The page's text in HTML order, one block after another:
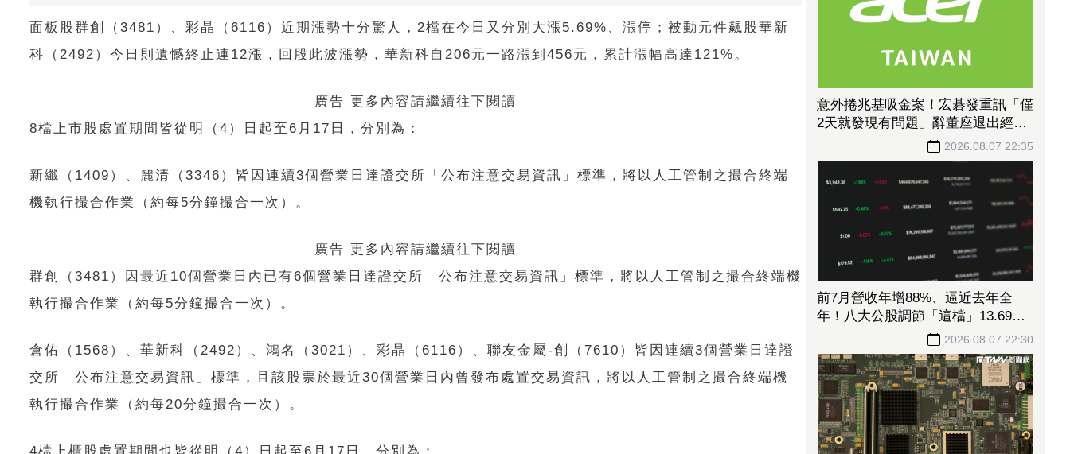
面板股群創（3481）、彩晶（6116）近期漲勢十分驚人，2檔在今日又分別大漲5.69%、漲停；被動元件飆股華新
科（2492）今日則遺憾終止連12漲，回股此波漲勢，華新科自206元一路漲到456元，累計漲幅高達121%。
廣告 更多內容請繼續往下閱讀
8檔上市股處置期間皆從明（4）日起至6月17日，分別為：
新纖（1409）、麗清（3346）皆因連續3個營業日達證交所「公布注意交易資訊」標準，將以人工管制之撮合終端
機執行撮合作業（約每5分鐘撮合一次）。
廣告 更多內容請繼續往下閱讀
群創（3481）因最近10個營業日內已有6個營業日達證交所「公布注意交易資訊」標準，將以人工管制之撮合終端機
執行撮合作業（約每5分鐘撮合一次）。
倉佑（1568）、華新科（2492）、鴻名（3021）、彩晶（6116）、聯友金屬-創（7610）皆因連續3個營業日達證
交所「公布注意交易資訊」標準，且該股票於最近30個營業日內曾發布處置交易資訊，將以人工管制之撮合終端機
執行撮合作業（約每20分鐘撮合一次）。
意外捲兆基吸金案！宏碁發重訊「僅
2天就發現有問題」辭董座退出經
營：內部存在管理缺失2026.08.07 22:35
前7月營收年增88%、逼近去年全
年！八大公股調節「這檔」13.69億
2026.08.07 22:30